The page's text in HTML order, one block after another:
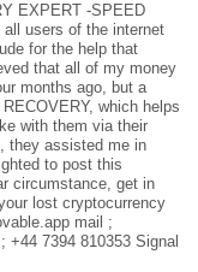
EXPERT -SPEED
users of the internet
for the help that
that all of my money
months ago, but a
which helps
with them via their
they assisted me in
to post this
circumstance, get in
lost cryptocurrency
mail ;
+44 7394 810353 Signal